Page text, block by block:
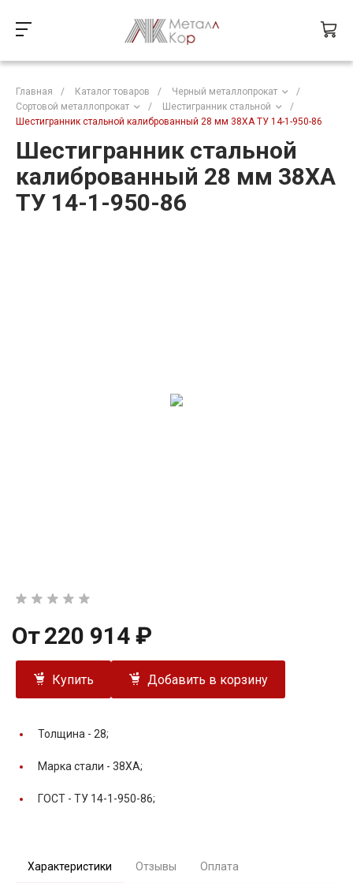
Главная / Каталог товаров / Черный металлопрокат
/
Сортовой металлопрокат
/ Шестигранник стальной
/
Шестигранник стальной калиброванный 28 мм 38ХА ТУ 14-1-950-86
Шестигранник стальной
калиброванный 28 мм 38ХА
ТУ 14-1-950-86
От220 914 ₽
Купить Добавить в корзину
Толщина - 28;
Марка стали - 38ХА;
ГОСТ - ТУ 14-1-950-86;
Характеристики Отзывы Оплата